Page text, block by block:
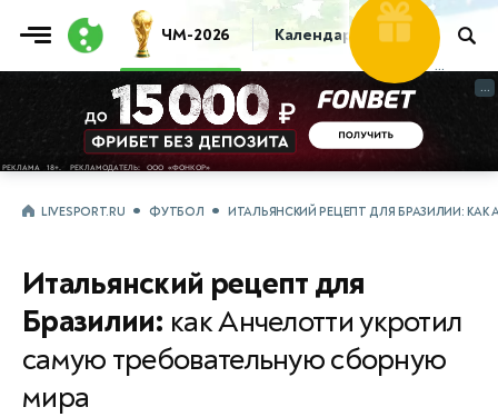
ЧМ-2026 Календарь Таблица
Фрибет
30 000
...
...
LIVESPORT.RU ФУТБОЛ ИТАЛЬЯНСКИЙ РЕЦЕПТ ДЛЯ БРАЗИЛИИ:
Итальянский рецепт для
Бразилии: как Анчелотти укротил
самую требовательную сборную
мира